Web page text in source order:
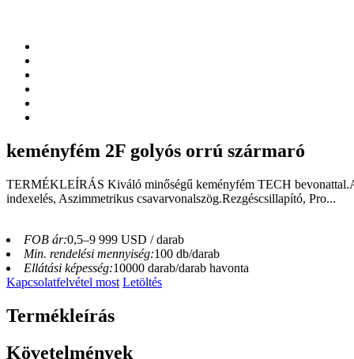
keményfém 2F golyós orrú szármaró
TERMÉKLEÍRÁS Kiváló minőségű keményfém TECH
indexelés, Aszimmetrikus csavarvonalszög.Rezgéscsillapító, Pro...
FOB ár:0,5–9 999 USD / darab
Min. rendelési mennyiség:100 db/darab
Ellátási képesség:10000 darab/darab havonta
Kapcsolatfelvétel most Letöltés
Termékleírás
Követelmények